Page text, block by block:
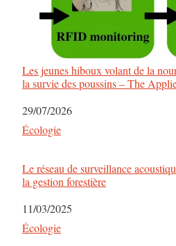
Les jeunes hiboux volant de la
la survie des poussins – The
Date
29/07/2026
Par rapport à
Écologie
Le réseau de surveillance
la gestion forestière
Date
11/03/2025
Par rapport à
Écologie